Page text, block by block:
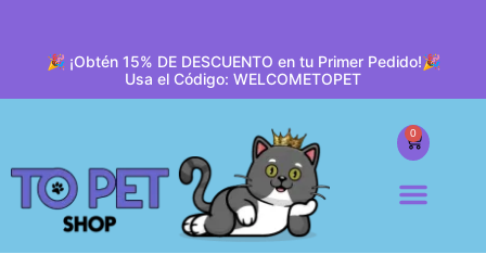
🎉 ¡Obtén 15% DE DESCUENTO en tu Primer Pedido!🎉
Usa el Código: WELCOMETOPET
0